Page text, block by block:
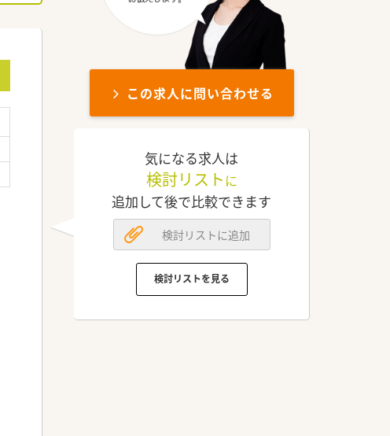
この求人に問い合わせる
気になる求人は
検討リスト に
追加して後で比較できます
検討リストに追加
検討リストを見る